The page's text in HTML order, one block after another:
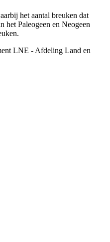
het aantal breuken dat
het Paleogeen en Neogeen
LNE - Afdeling Land en